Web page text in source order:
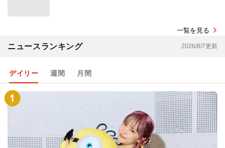
一覧を見る
ニュースランキング 2026/8/7更新
デイリー 週間 月間